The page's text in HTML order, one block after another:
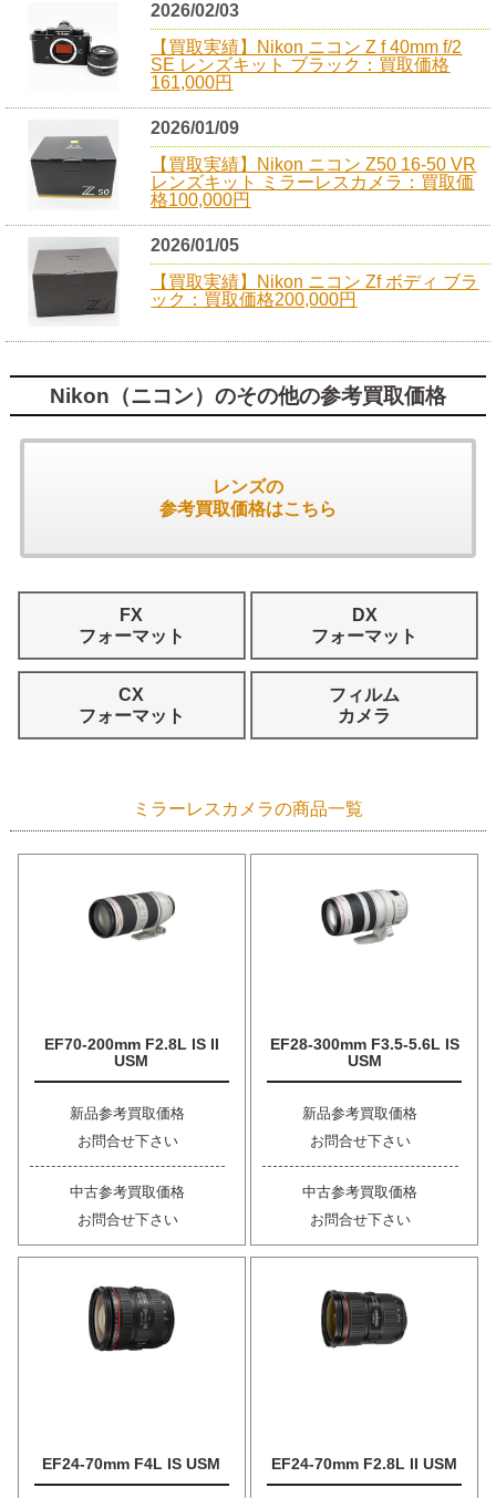
2026/02/03
【買取実績】Nikon ニコン Z f 40mm f/2
SE レンズキット ブラック：買取価格
161,000円
2026/01/09
【買取実績】Nikon ニコン Z50 16-50 VR
レンズキット ミラーレスカメラ：買取価
格100,000円
2026/01/05
【買取実績】Nikon ニコン Zf ボディ ブラ
ック：買取価格200,000円
Nikon（ニコン）のその他の参考買取価格
レンズの
参考買取価格はこちら
FX
フォーマット
DX
フォーマット
CX
フォーマット
フィルム
カメラ
ミラーレスカメラの商品一覧
EF70-200mm F2.8L IS II
USM
新品参考買取価格
お問合せ下さい
中古参考買取価格
お問合せ下さい
EF28-300mm F3.5-5.6L IS
USM
新品参考買取価格
お問合せ下さい
中古参考買取価格
お問合せ下さい
EF24-70mm F4L IS USM EF24-70mm F2.8L II USM